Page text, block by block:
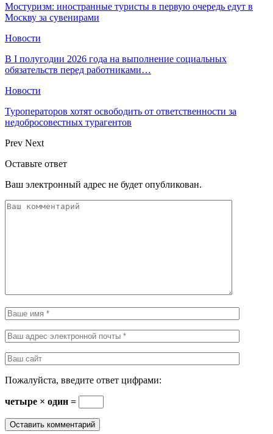
Мостуризм: иностранные туристы в первую очередь едут в
Москву за сувенирами
Новости
В I полугодии 2026 года на выполнение социальных
обязательств перед работниками…
Новости
Туроператоров хотят освободить от ответственности за
недобросовестных турагентов
Prev Next
Оставьте ответ
Ваш электронный адрес не будет опубликован.
Пожалуйста, введите ответ цифрами:
четыре × один =